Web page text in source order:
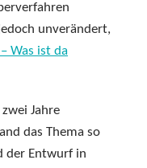
unverändert,
Was ist da
Jahre
das Thema so
der Entwurf in